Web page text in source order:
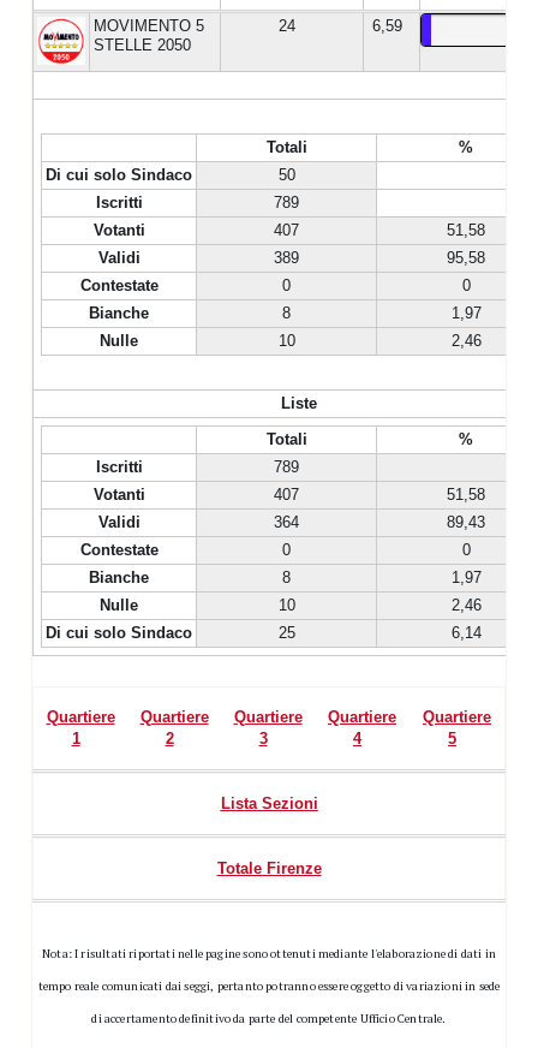
MOVIMENTO 5
STELLE 2050
24 6,59
Totali
%
Di cui solo Sindaco
50
Iscritti
789
Votanti
407
51,58
Validi
389
95,58
Contestate
0
0
Bianche
8
1,97
Nulle
10 2,46
Liste
Totali
%
Iscritti
789
Votanti
407
51,58
Validi
364
89,43
Contestate
0
0
Bianche
8
1,97
Nulle
10
2,46
Di cui solo Sindaco
25 6,14
Quartiere
1
Quartiere
2
Quartiere
3
Quartiere
4
Quartiere
5
Lista Sezioni
Totale Firenze
Nota: I risultati riportati nelle pagine sono ottenuti mediante l'elaborazione di dati in
tempo reale comunicati dai seggi, pertanto potranno essere oggetto di variazioni in sede
di accertamento definitivo da parte del competente Ufficio Centrale.